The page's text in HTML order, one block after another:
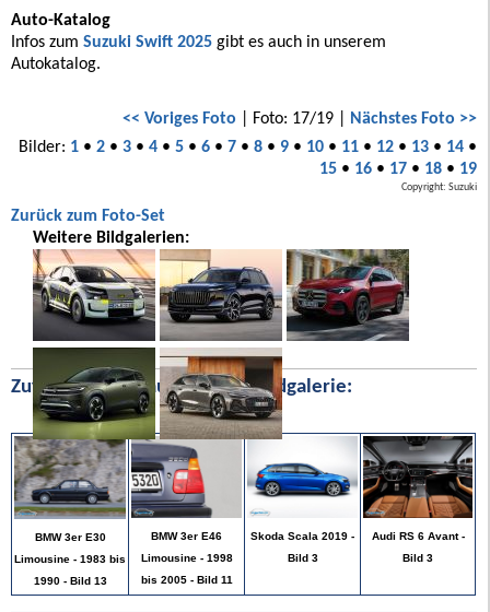
Auto-Katalog
Infos zum Suzuki Swift 2025 gibt es auch in unserem
Autokatalog.
<< Voriges Foto | Foto: 17/19 | Nächstes Foto >>
Bilder: 1• 2• 3• 4• 5• 6• 7• 8• 9• 10• 11• 12• 13• 14•
15• 16• 17• 18• 19
Copyright: Suzuki
Zurück zum Foto-Set
Weitere Bildgalerien:
Zufällige Bilder aus unserer Bildgalerie:
BMW 3er E30
Limousine - 1983 bis
1990 - Bild 13
BMW 3er E46
Limousine - 1998
bis 2005 - Bild 11
Skoda Scala 2019 -
Bild 3
Audi RS 6 Avant -
Bild 3